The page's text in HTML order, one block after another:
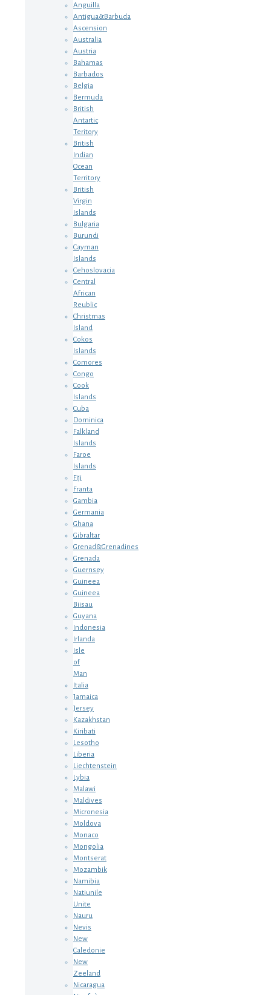
Anguilla
Antigua&Barbuda
Ascension
Australia
Austria
Bahamas
Barbados
Belgia
Bermuda
British
Antartic
Teritory
British
Indian
Ocean
Territory
British
Virgin
Islands
Bulgaria
Burundi
Cayman
Islands
Cehoslovacia
Central
African
Reublic
Christmas
Island
Cokos
Islands
Comores
Congo
Cook
Islands
Cuba
Dominica
Falkland
Islands
Faroe
Islands
Fiji
Franta
Gambia
Germania
Ghana
Gibraltar
Grenad&Grenadines
Grenada
Guernsey
Guineea
Guineea
Biisau
Guyana
Indonesia
Irlanda
Isle
of
Man
Italia
Jamaica
Jersey
Kazakhstan
Kiribati
Lesotho
Liberia
Liechtenstein
Lybia
Malawi
Maldives
Micronesia
Moldova
Monaco
Mongolia
Montserat
Mozambik
Namibia
Natiunile
Unite
Nauru
Nevis
New
Caledonie
New
Zeeland
Nicaragua